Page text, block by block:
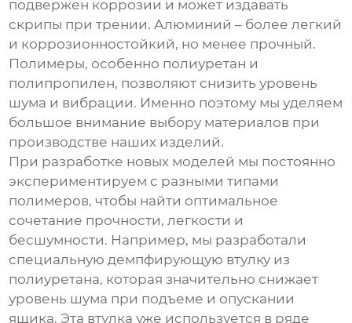
подвержен коррозии и может издавать
скрипы при трении. Алюминий – более легкий
и коррозионностойкий, но менее прочный.
Полимеры, особенно полиуретан и
полипропилен, позволяют снизить уровень
шума и вибрации. Именно поэтому мы уделяем
большое внимание выбору материалов при
производстве наших изделий.
При разработке новых моделей мы постоянно
экспериментируем с разными типами
полимеров, чтобы найти оптимальное
сочетание прочности, легкости и
бесшумности. Например, мы разработали
специальную демпфирующую втулку из
полиуретана, которая значительно снижает
уровень шума при подъеме и опускании
ящика. Эта втулка уже используется в ряде